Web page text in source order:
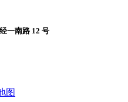
一南路 12 号
图